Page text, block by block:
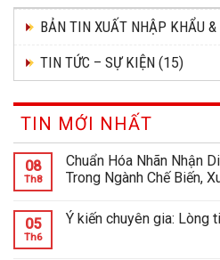
BẢN TIN XUẤT NHẬP KHẨU &
TIN TỨC – SỰ KIỆN (15)
TIN MỚI NHẤT
08
Th8
Chuẩn Hóa Nhãn Nhận
Trong Ngành Chế Biến,
05
Th6
Ý kiến chuyên gia: Lòng